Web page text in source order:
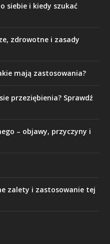
siebie i kiedy szukać
zdrowotne i zasady
mają zastosowania?
przeziębienia? Sprawdź
– objawy, przyczyny i
zalety i zastosowanie tej